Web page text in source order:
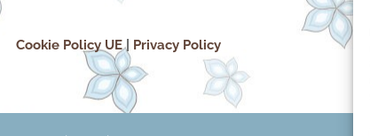
Cookie Policy UE| Privacy Policy